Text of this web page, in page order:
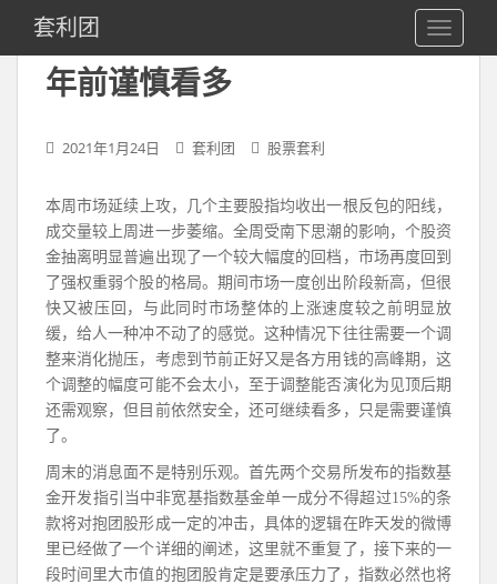
i
套利团
年前谨慎看多
2021年1月24日 套利团 股票套利
​​本周市场延续上攻，几个主要股指均收出一根反包的阳线，
成交量较上周进一步萎缩。全周受南下思潮的影响，个股资
金抽离明显普遍出现了一个较大幅度的回档，市场再度回到
了强权重弱个股的格局。期间市场一度创出阶段新高，但很
快又被压回，与此同时市场整体的上涨速度较之前明显放
缓，给人一种冲不动了的感觉。这种情况下往往需要一个调
整来消化抛压，考虑到节前正好又是各方用钱的高峰期，这
个调整的幅度可能不会太小，至于调整能否演化为见顶后期
还需观察，但目前依然安全，还可继续看多，只是需要谨慎
了。
周末的消息面不是特别乐观。首先两个交易所发布的指数基
金开发指引当中非宽基指数基金单一成分不得超过15%的条
款将对抱团股形成一定的冲击，具体的逻辑在昨天发的微博
里已经做了一个详细的阐述，这里就不重复了，接下来的一
段时间里大市值的抱团股肯定是要承压力了，指数必然也将